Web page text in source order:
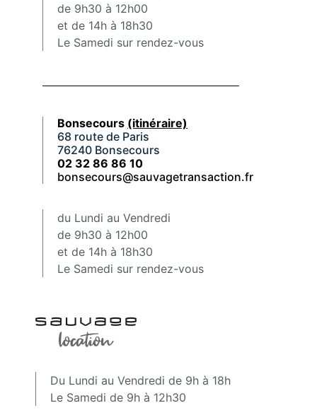
de 9h30 à 12h00
et de 14h à 18h30
Le Samedi sur rendez-vous
Bonsecours (itinéraire)
68 route de Paris
76240 Bonsecours
02 32 86 86 10
bonsecours@sauvagetransaction.fr
du Lundi au Vendredi
de 9h30 à 12h00
et de 14h à 18h30
Le Samedi sur rendez-vous
Du Lundi au Vendredi de 9h à 18h
Le Samedi de 9h à 12h30